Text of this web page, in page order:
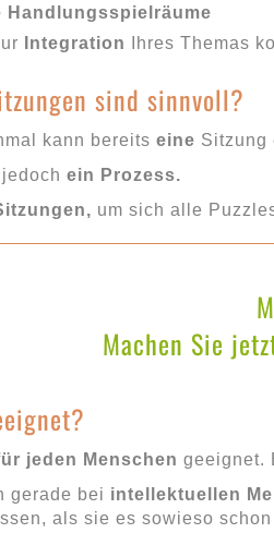
Handlungsspielräume
Integration Ihres Themas
sind sinnvoll?
kann bereits eine Sitzung
ein Prozess.
um sich alle
Machen Sie
jeden Menschen geeignet.
gerade bei intellektuellen
als sie es sowieso